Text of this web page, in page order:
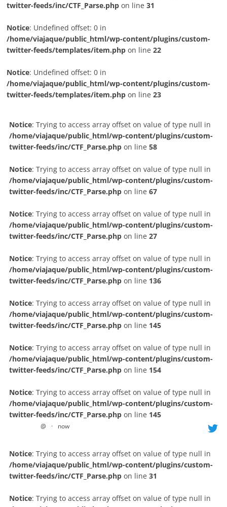
twitter-feeds/inc/CTF_Parse.php on line31
Notice: Undefined offset: 0 in
/home/viajaque/public_html/wp-content/plugins/custom-
twitter-feeds/templates/item.php on line22
Notice: Undefined offset: 0 in
/home/viajaque/public_html/wp-content/plugins/custom-
twitter-feeds/templates/item.php on line23
Notice: Trying to access array offset on value of type null in
/home/viajaque/public_html/wp-content/plugins/custom-
twitter-feeds/inc/CTF_Parse.php on line58
Notice: Trying to access array offset on value of type null in
/home/viajaque/public_html/wp-content/plugins/custom-
twitter-feeds/inc/CTF_Parse.php on line67
Notice: Trying to access array offset on value of type null in
/home/viajaque/public_html/wp-content/plugins/custom-
twitter-feeds/inc/CTF_Parse.php on line27
Notice: Trying to access array offset on value of type null in
/home/viajaque/public_html/wp-content/plugins/custom-
twitter-feeds/inc/CTF_Parse.php on line 136
Notice: Trying to access array offset on value of type null in
/home/viajaque/public_html/wp-content/plugins/custom-
twitter-feeds/inc/CTF_Parse.php on line 145
Notice: Trying to access array offset on value of type null in
/home/viajaque/public_html/wp-content/plugins/custom-
twitter-feeds/inc/CTF_Parse.php on line 154
Notice: Trying to access array offset on value of type null in
/home/viajaque/public_html/wp-content/plugins/custom-
twitter-feeds/inc/CTF_Parse.php on line 145
@ · now
Notice: Trying to access array offset on value of type null in
/home/viajaque/public_html/wp-content/plugins/custom-
twitter-feeds/inc/CTF_Parse.php on line31
Notice: Trying to access array offset on value of type null in